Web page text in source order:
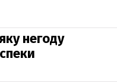
негоду